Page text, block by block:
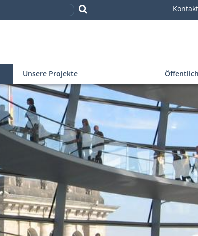
Unsere Projekte